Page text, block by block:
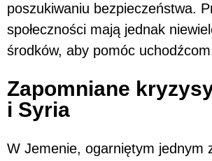
poszukiwaniu bezpieczeństwa.
społeczności mają jednak
środków, aby pomóc
Zapomniane
i Syria
W Jemenie, ogarniętym jednym